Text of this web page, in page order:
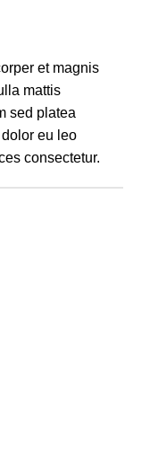
et magnis
mattis
sed platea
eu leo
consectetur.